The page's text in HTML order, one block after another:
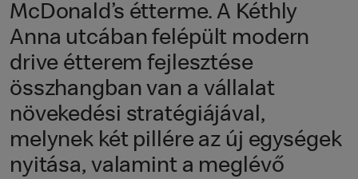
McDonald’s étterme. A Kéthly
Anna utcában felépült modern
drive étterem fejlesztése
összhangban van a vállalat
növekedési stratégiájával,
melynek két pillére az új egységek
nyitása, valamint a meglévő